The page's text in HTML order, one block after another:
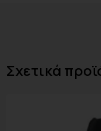
Σχετικά